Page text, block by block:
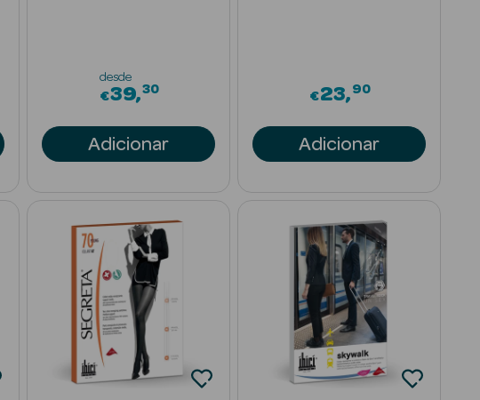
desde
€39 30
Adicionar
€23 90
Adicionar